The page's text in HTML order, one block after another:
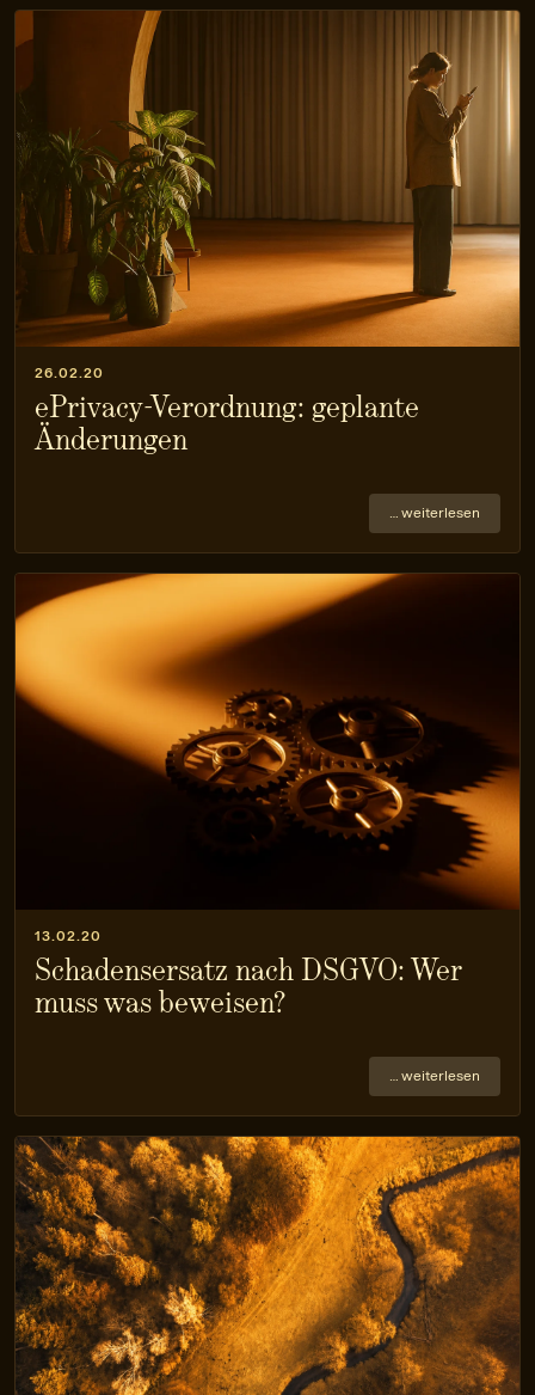
26.02.20
ePrivacy-Verordnung: geplante
Änderungen
… weiterlesen
13.02.20
Schadensersatz nach DSGVO: Wer
muss was beweisen?
… weiterlesen